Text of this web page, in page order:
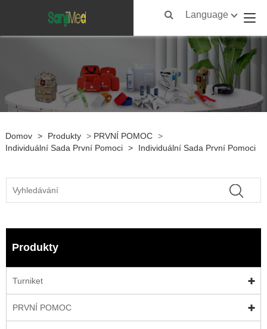
Language
Domov > Produkty > PRVNÍ POMOC >
Individuální Sada První Pomoci > Individuální Sada První Pomoci
Produkty
Turniket
PRVNÍ POMOC